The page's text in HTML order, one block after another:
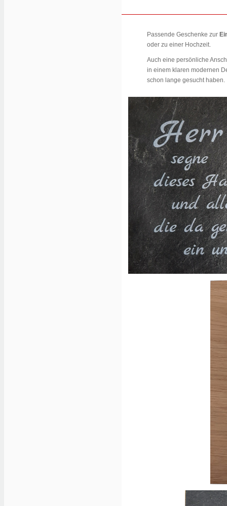
Passende Geschenke zur
oder zu einer Hochzeit.
Auch eine persönliche
in einem klaren modernen
schon lange gesucht haben.